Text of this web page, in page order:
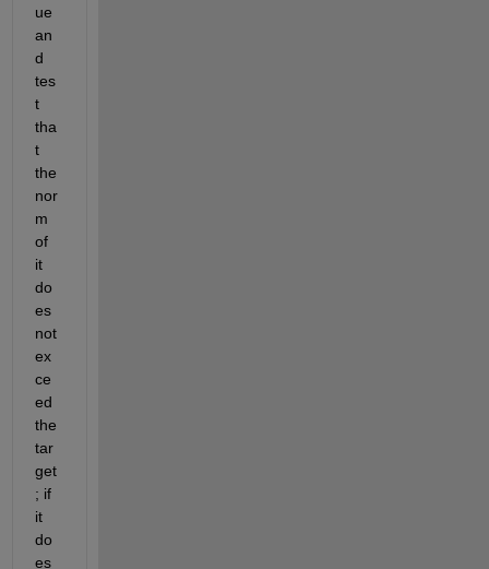
ue
an
d
tes
t
tha
t
the
nor
m
of
it
do
es
not
ex
ce
ed
the
tar
get
; if
it
do
es